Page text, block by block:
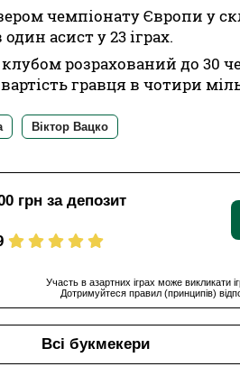
чемпіонату Європи у
асист у 23 іграх.
розрахований до 30
гравця в чотири
Віктор Вацко
грн за депозит
Участь в азартних іграх може викликати
Дотримуйтеся правил (принципів)
Всі букмекери